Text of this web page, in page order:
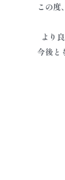
この度
より
今後と